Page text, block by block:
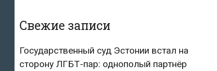
Свежие записи
Государственный суд Эстонии встал на
сторону ЛГБТ-пар: однополый партнёр